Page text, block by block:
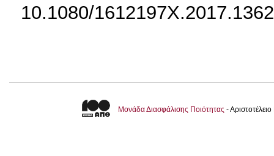
10.1080/
Μονάδα Διασφάλισης Ποιότητας -